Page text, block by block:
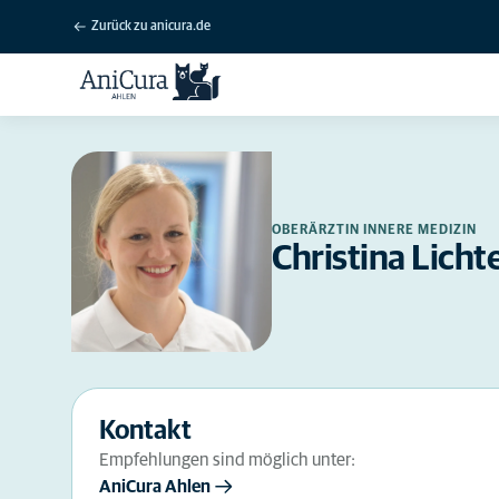
Zurück zu anicura.de
OBERÄRZTIN INNERE MEDIZIN
Christina
Kontakt
Empfehlungen sind möglich unter:
AniCura Ahlen